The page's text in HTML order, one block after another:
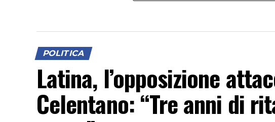
POLITICA
Latina, l’opposizione
Celentano: “Tre anni di